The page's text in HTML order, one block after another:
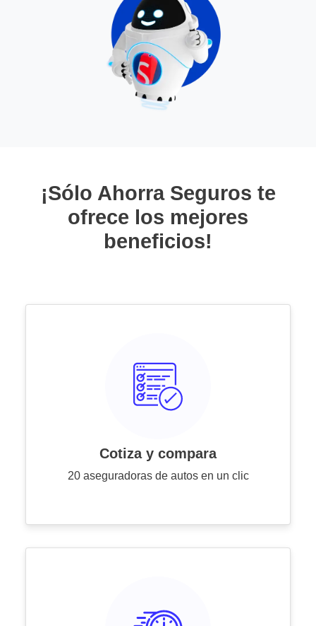
¡Sólo Ahorra Seguros te
ofrece los mejores
beneficios!
Cotiza y compara
20 aseguradoras de autos en un clic